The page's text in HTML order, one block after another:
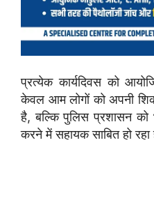
प्रत्येक कार्यदिवस को
केवल आम लोगों को अपनी
है, बल्कि पुलिस प्रशासन को
करने में सहायक साबित हो रहा